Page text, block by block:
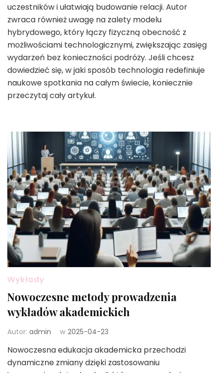
uczestników i ułatwiają budowanie relacji. Autor
zwraca również uwagę na zalety modelu
hybrydowego, który łączy fizyczną obecność z
możliwościami technologicznymi, zwiększając zasięg
wydarzeń bez konieczności podróży. Jeśli chcesz
dowiedzieć się, w jaki sposób technologia redefiniuje
naukowe spotkania na całym świecie, koniecznie
przeczytaj cały artykuł.
Wykłady
Nowoczesne metody prowadzenia
wykładów akademickich
Autor: admin w 2025-04-23
Nowoczesna edukacja akademicka przechodzi
dynamiczne zmiany dzięki zastosowaniu